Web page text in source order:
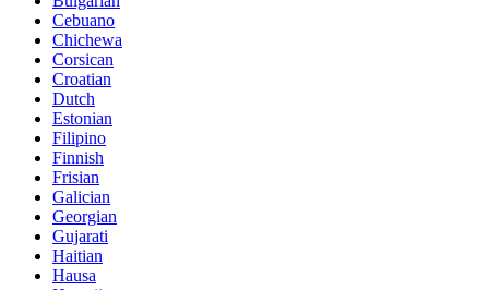
Cebuano
Chichewa
Corsican
Croatian
Dutch
Estonian
Filipino
Finnish
Frisian
Galician
Georgian
Gujarati
Haitian
Hausa